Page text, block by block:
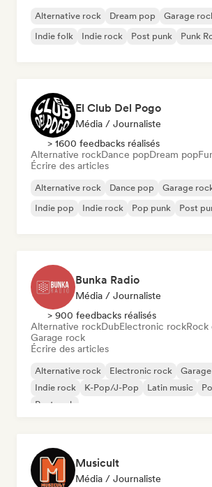
Alternative rock Dream pop Garage
Indie folk
Indie rock Post punk Punk
El Club Del Pogo
Média / Journaliste
> 1600 feedbacks réalisés
Alternative rockDance popDream pop
Écrire des articles
Alternative rock Dance pop Garage
Indie pop
Indie rock Pop punk Post
Bunka Radio
Média / Journaliste
> 900 feedbacks réalisés
Alternative rockDubElectronic rockRock
Garage rock
Écrire des articles
Alternative rock Electronic rock
Indie rock
K-Pop/J-Pop Latin music
Post rock
Musicult
Média / Journaliste